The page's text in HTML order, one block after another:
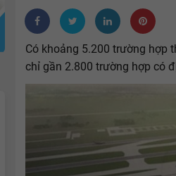
Có khoảng 5.200 trường hợp
chỉ gần 2.800 trường hợp có